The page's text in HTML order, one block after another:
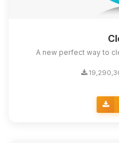
A new perfect way to